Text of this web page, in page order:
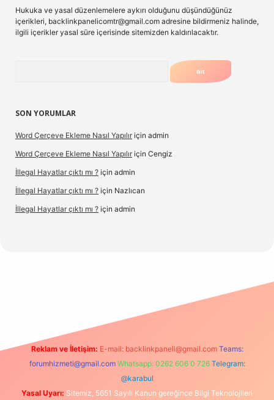
Hukuka ve yasal düzenlemelere aykırı olduğunu düşündüğünüz
içerikleri, backlinkpanelicomtr@gmail.com adresine bildirmeniz halinde,
ilgili içerikler yasal süre içerisinde sitemizden kaldırılacaktır.
SON YORUMLAR
Word Çerçeve Ekleme Nasıl Yapılır için admin
Word Çerçeve Ekleme Nasıl Yapılır için Cengiz
İllegal Hayatlar çıktı mı ? için admin
İllegal Hayatlar çıktı mı ? için Nazlıcan
İllegal Hayatlar çıktı mı ? için admin
Reklam ve İletişim: E-mail: backlinkpaneli@gmail.com Teams:
forumhizmeti@gmail.com Whatsapp: 0262 606 0 726 Telegram:
@karabul
Yasal Uyarı: Sitemiz, 5651 Sayılı Kanun gereğince Bilgi Teknolojileri